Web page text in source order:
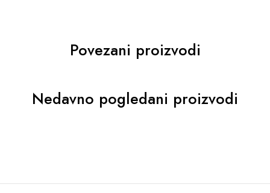
Povezani proizvodi
Nedavno pogledani proizvodi